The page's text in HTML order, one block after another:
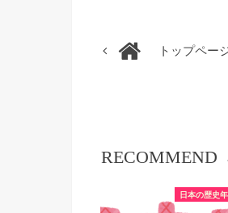
トップペー
RECOMMEND
日本の歴史